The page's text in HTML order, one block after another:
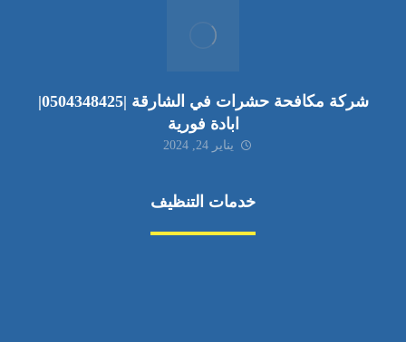
شركة مكافحة حشرات في الشارقة |0504348425|
ابادة فورية
يناير 24, 2024
خدمات التنظيف